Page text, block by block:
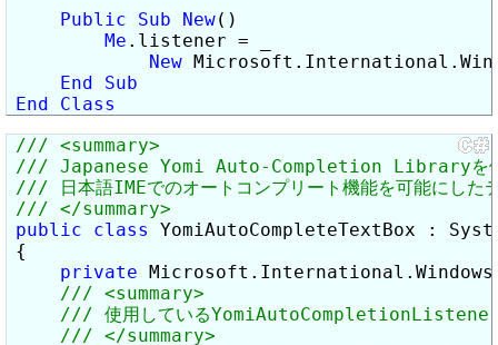
Public
Sub New()
Me .listener = _
New
End
Sub
End
Class
public
class
YomiAutoCompleteTextBox :
{
private